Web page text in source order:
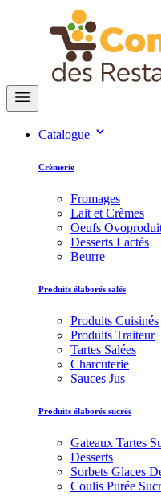
Catalogue
Crèmerie
Fromages
Lait et Crèmes
Oeufs
Desserts Lactés
Beurre
Produits élaborés salés
Produits Cuisinés
Produits Traiteur
Tartes Salées
Charcuterie
Sauces Jus
Produits élaborés sucrés
Gateaux Tartes
Desserts
Sorbets Glaces
Coulis Purée